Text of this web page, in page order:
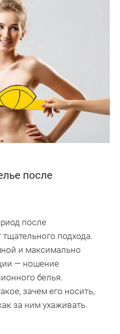
после
после
подхода.
и максимально
— ношение
белья.
зачем его носить,
за ним ухаживать.